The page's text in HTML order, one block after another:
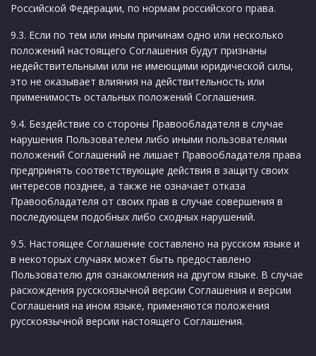
Российской Федерации, по нормам российского права.
9.3. Если по тем или иным причинам одно или несколько
положений настоящего Соглашения будут признаны
недействительными или не имеющими юридической силы,
это не оказывает влияния на действительность или
применимость остальных положений Соглашения.
9.4. Бездействие со стороны Правообладателя в случае
нарушения Пользователем либо иными пользователями
положений Соглашений не лишает Правообладателя права
предпринять соответствующие действия в защиту своих
интересов позднее, а также не означает отказа
Правообладателя от своих прав в случае совершения в
последующем подобных либо сходных нарушений.
9.5. Настоящее Соглашение составлено на русском языке и
в некоторых случаях может быть предоставлено
Пользователю для ознакомления на другом языке. В случае
расхождения русскоязычной версии Соглашения и версии
Соглашения на ином языке, применяются положения
русскоязычной версии настоящего Соглашения.